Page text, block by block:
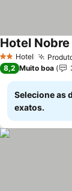
2 Estrelas
Hotel
Hotel
8,2 Muito boa
Selecione as
exatos.